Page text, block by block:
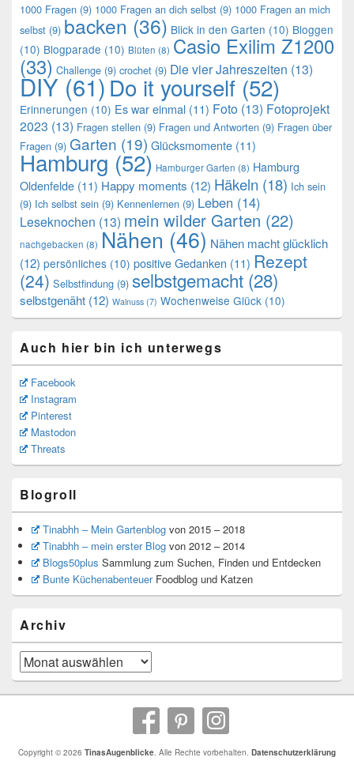
1000 Fragen (9) 1000 Fragen an dich selbst (9) 1000 Fragen an mich
selbst (9) backen (36) Blick in den Garten (10) Bloggen
(10) Blogparade (10) Blüten (8) Casio Exilim Z1200
(33) Challenge (9) crochet (9) Die vier Jahreszeiten (13)
DIY(61)Do it yourself (52)
Erinnerungen (10) Es war einmal (11) Foto (13) Fotoprojekt
2023 (13) Fragen stellen (9) Fragen und Antworten (9) Fragen über
Fragen (9) Garten (19) Glücksmomente (11)
Hamburg (52) Hamburger Garten (8) Hamburg
Oldenfelde (11) Happy moments (12) Häkeln (18) Ich sein
(9) Ich selbst sein (9) Kennenlernen (9) Leben (14)
Leseknochen (13) mein wilder Garten (22)
nachgebacken (8) Nähen (46) Nähen macht glücklich
(12) persönliches (10) positive Gedanken (11) Rezept
(24) Selbstfindung (9) selbstgemacht (28)
selbstgenäht (12) Walnuss (7) Wochenweise Glück (10)
Auch hier bin ich unterwegs
Facebook
Instagram
Pinterest
Mastodon
Threats
Blogroll
Tinabhh – Mein Gartenblogvon 2015 – 2018
Tinabhh – mein erster Blogvon 2012 – 2014
Blogs50plus Sammlung zum Suchen, Finden und Entdecken
Bunte KüchenabenteuerFoodblog und Katzen
Archiv
Archiv
Copyright © 2026 TinasAugenblicke . Alle Rechte vorbehalten. Datenschutzerklärung